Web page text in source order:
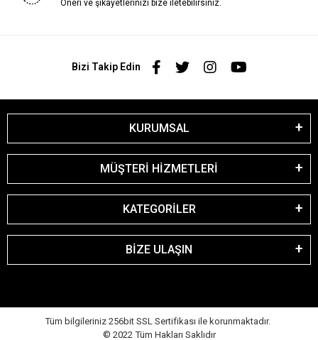
Öneri ve şikayetlerinizi bize iletebilirsiniz.
Bizi Takip Edin
KURUMSAL
MÜŞTERİ HİZMETLERİ
KATEGORİLER
BİZE ULAŞIN
Tüm bilgileriniz 256bit SSL Sertifikası ile korunmaktadır.
© 2022 Tüm Hakları Saklıdır